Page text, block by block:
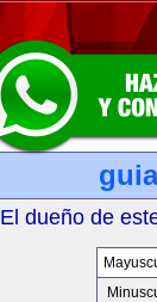
El dueño de